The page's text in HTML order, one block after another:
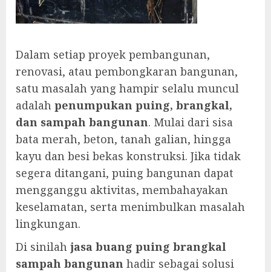
Dalam setiap proyek pembangunan,
renovasi, atau pembongkaran bangunan,
satu masalah yang hampir selalu muncul
adalah penumpukan puing, brangkal,
dan sampah bangunan. Mulai dari sisa
bata merah, beton, tanah galian, hingga
kayu dan besi bekas konstruksi. Jika tidak
segera ditangani, puing bangunan dapat
mengganggu aktivitas, membahayakan
keselamatan, serta menimbulkan masalah
lingkungan.
Di sinilah jasa buang puing brangkal
sampah bangunan hadir sebagai solusi